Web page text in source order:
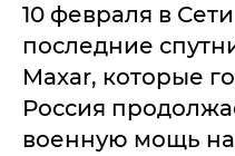
10 февраля в
последние
Maxar, которые
Россия
военную мощь